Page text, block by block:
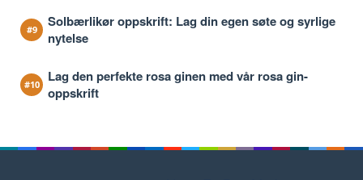
Solbærlikør oppskrift: Lag din egen søte og syrlige
nytelse
Lag den perfekte rosa ginen med vår rosa gin-
oppskrift